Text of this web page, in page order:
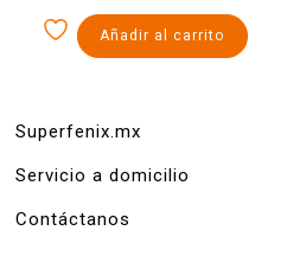
Añadir al carrito
Superfenix.mx
Servicio a domicilio
Contáctanos